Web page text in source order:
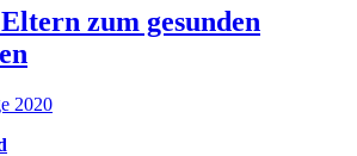
zum gesunden
2020